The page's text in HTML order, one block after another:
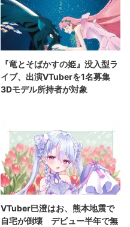
『竜とそばかすの姫』没入型ラ
イブ、出演VTuberを1名募集
3Dモデル所持者が対象
VTuber巳澄はお、熊本地震で
自宅が倒壊 デビュー半年で無